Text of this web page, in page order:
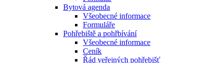
Bytová agenda
Všeobecné informace
Formuláře
Pohřebiště a pohřbívání
Všeobecné informace
Ceník
Řád veřejných pohřebišť